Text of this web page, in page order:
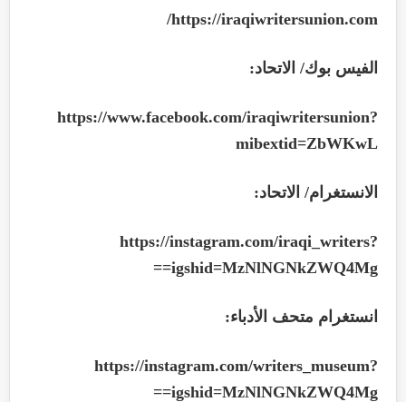
https://iraqiwritersunion.com
/
الفيس بوك/ الاتحاد:
https://www.facebook.com/iraqiwritersunion?
mibextid=ZbWKwL
الانستغرام/ الاتحاد:
https://instagram.com/iraqi_writers?
igshid=MzNlNGNkZWQ4Mg
==
انستغرام متحف الأدباء:
https://instagram.com/writers_museum?
igshid=MzNlNGNkZWQ4Mg
==